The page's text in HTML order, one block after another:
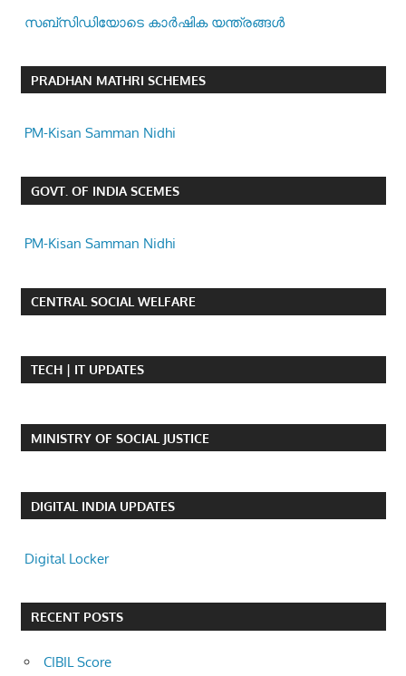
സബ്സിഡിയോടെ കാർഷിക യന്ത്രങ്ങൾ
PRADHAN MATHRI SCHEMES
PM-Kisan Samman Nidhi
GOVT. OF INDIA SCEMES
PM-Kisan Samman Nidhi
CENTRAL SOCIAL WELFARE
TECH | IT UPDATES
MINISTRY OF SOCIAL JUSTICE
DIGITAL INDIA UPDATES
Digital Locker
RECENT POSTS
CIBIL Score